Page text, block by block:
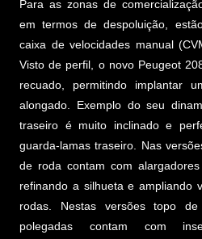
Para as zonas de
em termos de despoluição,
caixa de velocidades manual
Visto de perfil, o novo Peugeot
recuado, permitindo implantar
alongado. Exemplo do seu
traseiro é muito inclinado e
guarda-lamas traseiro. Nas
de roda contam com
refinando a silhueta e ampliando
rodas. Nestas versões topo
polegadas contam com